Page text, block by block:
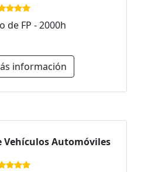
de FP - 2000h
información
Vehículos Automóviles